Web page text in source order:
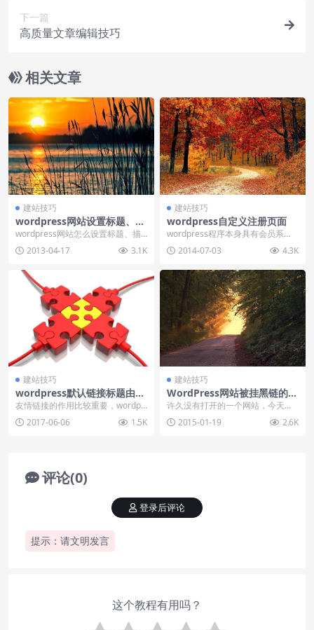
下一篇
高质量文章编辑技巧
相关文章
建站技巧
wordpress网站设置标题、描
述和关键词
wordpress网站怎么设置标题、描
述和关键词呢？百度了一大圈给的
答案不是让我...
2013-04-17 3.1K
建站技巧
wordpress自定义注册页面
wordpress程序本身具有会员系
统，但是很多wordpress网站并没
有开启...
2014-07-03 4.3K
建站技巧
wordpress默认链接标题由书
签修改为友情链接
友情链接的作用比较重要，wordpr
ess添加友情链接标签比较简单，只
需要启用一...
2017-06-06 1.5K
建站技巧
WordPress网站被挂黑链的排
查处理方法
许久没有打开的一个网站，今天打
开查看源文件，发现竟然被挂了黑
链。这个站点最近很少...
2015-01-19 2.6K
评论(0)
提示：请文明发言
登录后评论
这个教程有用吗？